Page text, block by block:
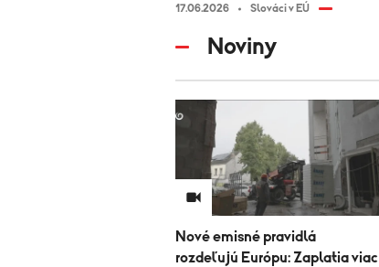
17.06.2026 Slováci v EÚ
Noviny
Nové emisné pravidlá
rozdeľujú Európu: Zaplatia viac